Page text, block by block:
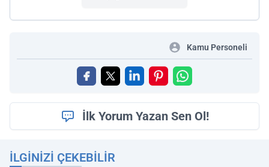
Kamu Personeli
İlk Yorum Yazan Sen Ol!
İLGINIZI ÇEKEBILIR